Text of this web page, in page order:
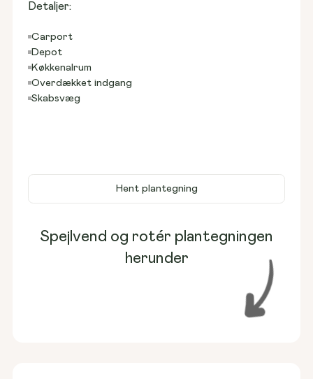
Detaljer:
Carport
Depot
Køkkenalrum
Overdækket indgang
Skabsvæg
Hent plantegning
Spejlvend og rotér plantegningen
herunder